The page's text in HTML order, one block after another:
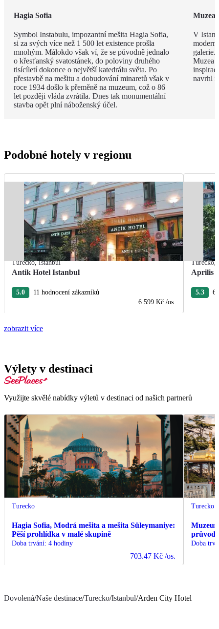
Hagia Sofia
Symbol Instabulu, impozantní mešita Hagia Sofia,
si za svých více než 1 500 let existence prošla
mnohým. Málokdo však ví, že se původně jednalo
o křesťanský svatostánek, do poloviny druhého
tisícíletí dokonce o největší katedrálu světa. Po
přestavbě na mešitu a dobudování minaretů však v
roce 1934 došlo k přeměně na muzeum, což o 86
let později vláda zvrátila. Dnes tak monumentální
stavba opět plní náboženský účel.
Muzea
V
galerie.
Muzea
navrhl
Podobné hotely v regionu
Turecko,Istanbul
Antik Hotel Istanbul
5.0
11 hodnocení zákazníků
6 599 Kč /os.
Turecko,
Aprilis
5.3 6
zobrazit více
Výlety v destinaci
Využijte skvělé nabídky výletů v destinaci od našich partnerů
Turecko
Hagia Sofia, Modrá mešita a mešita Süleymaniye:
Pěší prohlídka v malé skupině
Doba trvání: 4 hodiny
703.47 Kč /os.
Turecko
Doba
Dovolená/Naše destinace/Turecko/Istanbul/Arden City Hotel